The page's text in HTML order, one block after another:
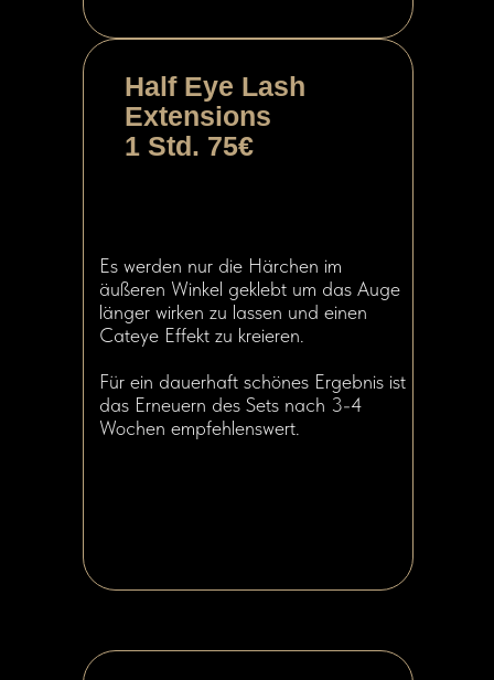
Half Eye Lash
Extensions
1 Std. 75€
Es werden nur die Härchen im
äußeren Winkel geklebt um das Auge
länger wirken zu lassen und einen
Cateye Effekt zu kreieren.
Für ein dauerhaft schönes Ergebnis ist
das Erneuern des Sets nach 3-4
Wochen empfehlenswert.